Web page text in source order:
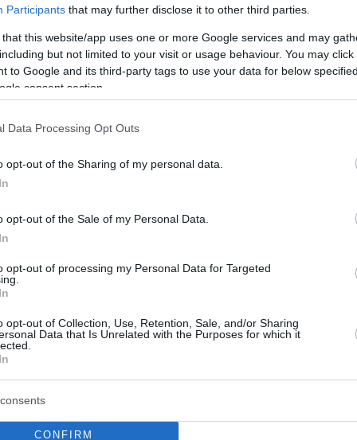
Participants that may further disclose it to other third parties.
that this website/app uses one or more Google services and may
but not limited to your visit or usage behaviour. You may
to Google and its third-party tags to use your data for below
consent section.
Data Processing Opt Outs
opt-out of the Sharing of my personal data.
opt-out of the Sale of my Personal Data.
opt-out of processing my Personal Data for Targeted
opt-out of Collection, Use, Retention, Sale, and/or Sharing
Data that Is Unrelated with the Purposes for which it
CONFIRM
του Ελύτη από το Αλβανικό
εμπνεύστηκε αριστουργήματα όπως το αξεπέραστο
από το βιωματικό του πέρασμα στην Αλβανία του
έφεδρος αξιωματικός βρέθηκε στην πρώτη γραμμή
νοερά στο μουσείο που φέρει το όνομά
12